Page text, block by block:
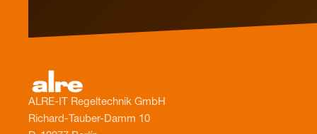
ALRE-IT Regeltechnik GmbH
Richard-Tauber-Damm 10